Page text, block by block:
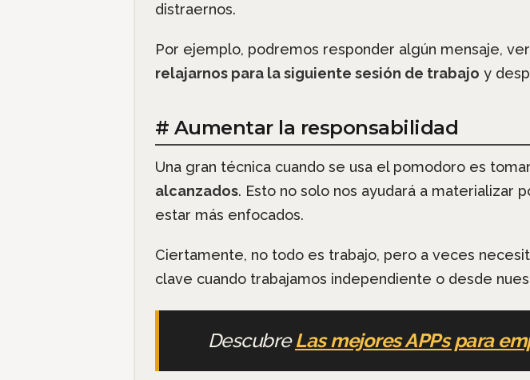
distraernos.
Por ejemplo, podremos responder algún mensaje,
relajarnos para la siguiente sesión de trabajo y
# Aumentar la responsabilidad
Una gran técnica cuando se usa el pomodoro es
alcanzados. Esto no solo nos ayudará a materializar
estar más enfocados.
Ciertamente, no todo es trabajo, pero a veces
clave cuando trabajamos independiente o desde
DescubreLas mejores APPs para